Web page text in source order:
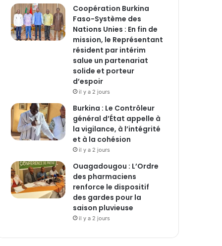
‎Coopération Burkina
Faso-Système des
Nations Unies : En fin de
mission, le Représentant
résident par intérim
salue un partenariat
solide et porteur
d’espoir
il y a 2 jours
Burkina : Le Contrôleur
général d’État appelle à
la vigilance, à l’intégrité
et à la cohésion
il y a 2 jours
Ouagadougou : L’Ordre
des pharmaciens
renforce le dispositif
des gardes pour la
saison pluvieuse
il y a 2 jours